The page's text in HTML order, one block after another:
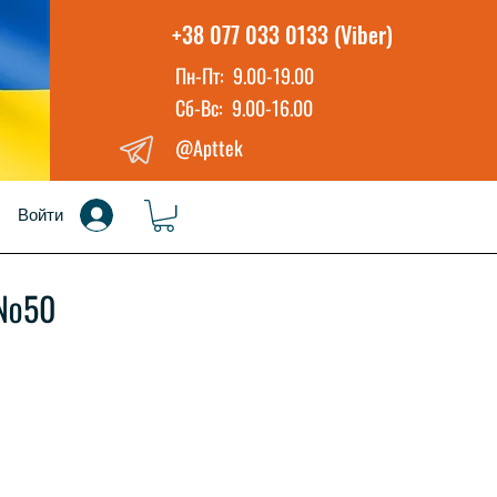
+38 077 033 0133 (Viber)
Пн-Пт: 9.00-19.00
Сб-Вс: 9.00-16.00
@Apttek
Войти